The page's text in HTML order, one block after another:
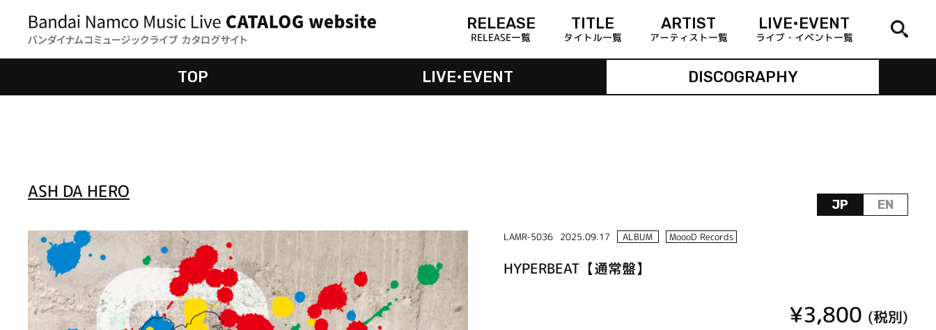
RELEASE
RELEASE一覧
TITLE
タイトル一覧
ARTIST
アーティスト一覧
LIVE•EVENT
ライブ・イベント一覧
TOP LIVE•EVENT DISCOGRAPHY
JP EN
ASH DA HERO
LAMR-5036 2025.09.17 ALBUM MoooD Records
HYPERBEAT【通常盤】
¥3,800 (税別)